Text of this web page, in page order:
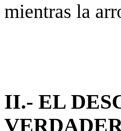
mientras la
II.- EL